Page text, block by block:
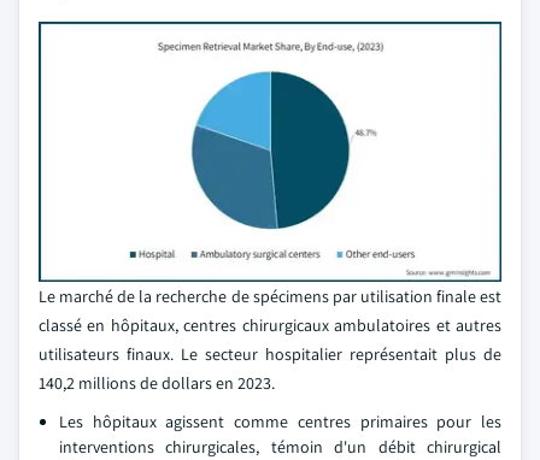
Le marché de la recherche de spécimens par utilisation finale est
classé en hôpitaux, centres chirurgicaux ambulatoires et autres
utilisateurs finaux. Le secteur hospitalier représentait plus de
140,2 millions de dollars en 2023.
Les hôpitaux agissent comme centres primaires pour les
interventions chirurgicales, témoin d'un débit chirurgical